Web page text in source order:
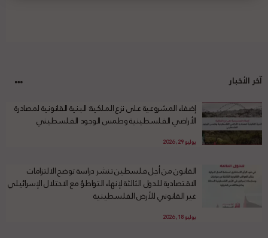
آخر الأخبار
إضفاء المشروعية على نزع الملكية: البنية القانونية لمصادرة
الأراضي الفلسطينية وطمس الوجود الفلسطيني
يوليو 29, 2026
القانون من أجل فلسطين تنشر دراسة توضح الالتزامات
الاقتصادية للدول الثالثة لإنهاء التواطؤ مع الاحتلال الإسرائيلي
غير القانوني للأرض الفلسطينية
يوليو 18, 2026